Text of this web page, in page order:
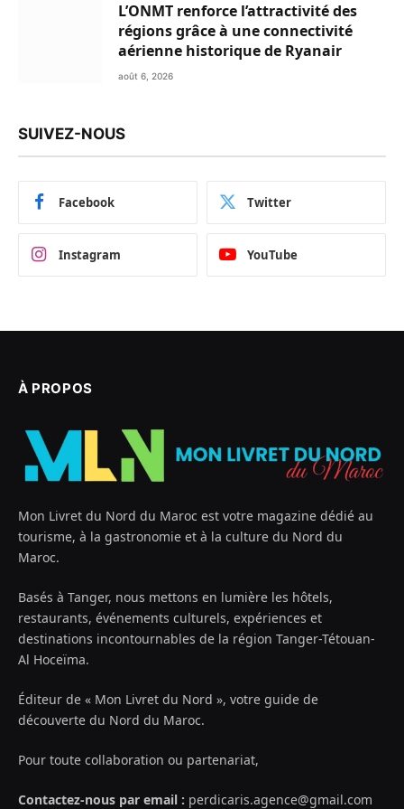
L’ONMT renforce l’attractivité des
régions grâce à une connectivité
aérienne historique de Ryanair
août 6, 2026
SUIVEZ-NOUS
Facebook Twitter
Instagram YouTube
À PROPOS
Mon Livret du Nord du Maroc est votre magazine dédié au
tourisme, à la gastronomie et à la culture du Nord du
Maroc.
Basés à Tanger, nous mettons en lumière les hôtels,
restaurants, événements culturels, expériences et
destinations incontournables de la région Tanger-Tétouan-
Al Hoceïma.
Éditeur de « Mon Livret du Nord », votre guide de
découverte du Nord du Maroc.
Pour toute collaboration ou partenariat,
Contactez-nous par email : perdicaris.agence@gmail.com